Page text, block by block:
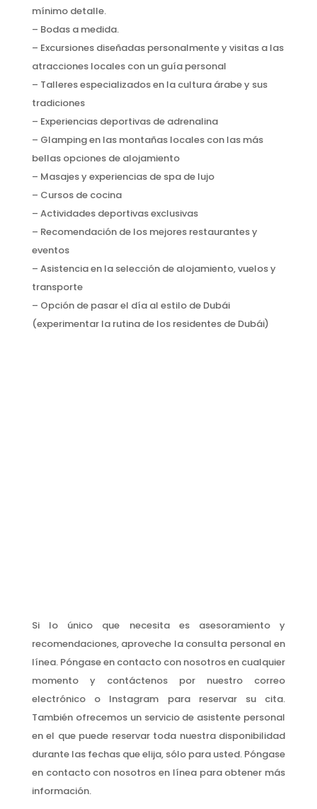
mínimo detalle.
– Bodas a medida.
– Excursiones diseñadas personalmente y visitas a las
atracciones locales con un guía personal
– Talleres especializados en la cultura árabe y sus
tradiciones
– Experiencias deportivas de adrenalina
– Glamping en las montañas locales con las más
bellas opciones de alojamiento
– Masajes y experiencias de spa de lujo
– Cursos de cocina
– Actividades deportivas exclusivas
– Recomendación de los mejores restaurantes y
eventos
– Asistencia en la selección de alojamiento, vuelos y
transporte
– Opción de pasar el día al estilo de Dubái
(experimentar la rutina de los residentes de Dubái)
Si lo único que necesita es asesoramiento y
recomendaciones, aproveche la consulta personal en
línea. Póngase en contacto con nosotros en cualquier
momento y contáctenos por nuestro correo
electrónico o Instagram para reservar su cita.
También ofrecemos un servicio de asistente personal
en el que puede reservar toda nuestra disponibilidad
durante las fechas que elija, sólo para usted. Póngase
en contacto con nosotros en línea para obtener más
información.